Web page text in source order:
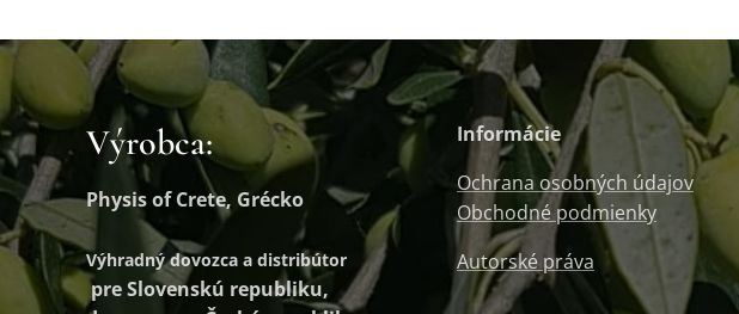
Výrobca:
Physis of Crete, Grécko
Výhradný dovozca a distribútor
pre Slovenskú republiku,
Informácie
Ochrana osobných údajov
Obchodné podmienky
Autorské práva